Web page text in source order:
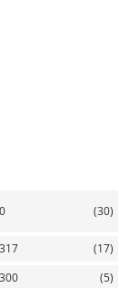
(30)
(17)
(5)